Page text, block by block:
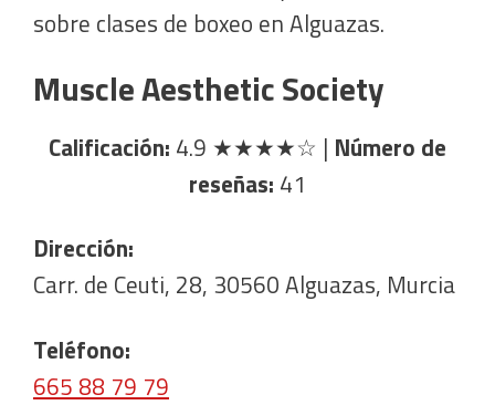
sobre clases de boxeo en Alguazas.
Muscle Aesthetic Society
Calificación: 4.9 ★★★★☆ | Número de
reseñas: 41
Dirección:
Carr. de Ceuti, 28, 30560 Alguazas, Murcia
Teléfono:
665 88 79 79